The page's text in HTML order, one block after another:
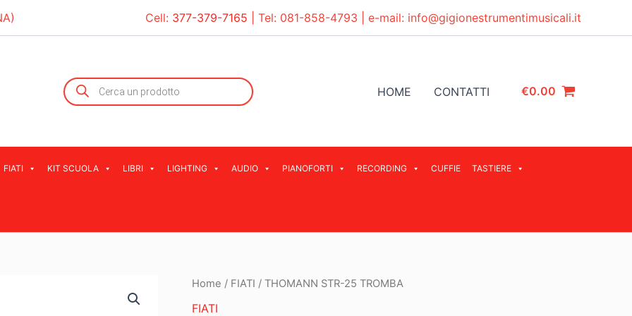
Cell: 377-379-7165 | Tel: 081-858-4793 | e-mail: info@gigionestrumentimusicali.it
Products
search
HOME CONTATTI €0.00
FIATI KIT SCUOLA LIBRI LIGHTING AUDIO PIANOFORTI RECORDING CUFFIE TASTIERE
Home / FIATI / THOMANN STR-25 TROMBA
FIATI